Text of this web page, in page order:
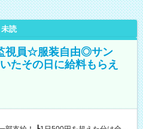
未読
視員☆服装自由◎サン
たその日に給料もらえ